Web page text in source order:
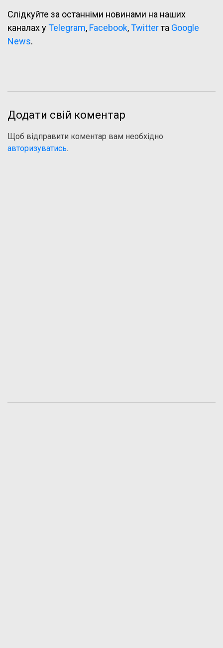
Слідкуйте за останніми новинами на наших
каналах уTelegram, Facebook,Twitterта Google
News.
Додати свій коментар
Щоб відправити коментар вам необхідно
авторизуватись.